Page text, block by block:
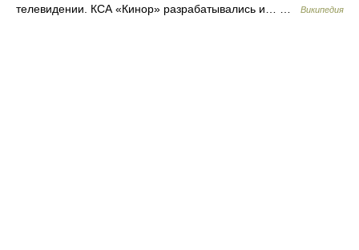
телевидении. КСА «Кинор» разрабатывались и… …
Википедия